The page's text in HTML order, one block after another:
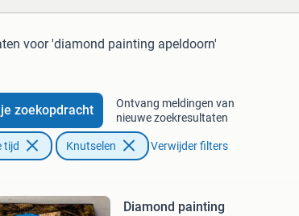
voor 'diamond painting apeldoorn'
zoekopdracht
Ontvang meldingen van
nieuwe zoekresultaten
tijd Knutselen Verwijder filters
Diamond painting